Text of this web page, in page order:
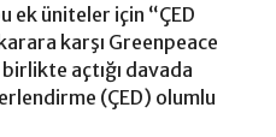
ek üniteler için “ÇED
karşı Greenpeace
açtığı davada
(ÇED) olumlu